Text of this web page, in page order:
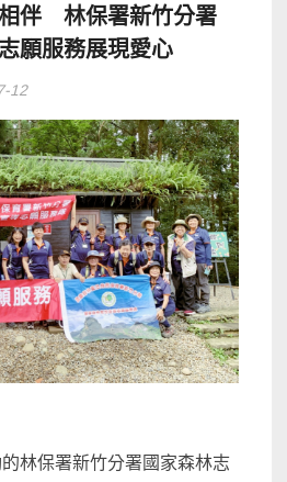
伴 林保署新竹分署
願服務展現愛心
12
林保署新竹分署國家森林志